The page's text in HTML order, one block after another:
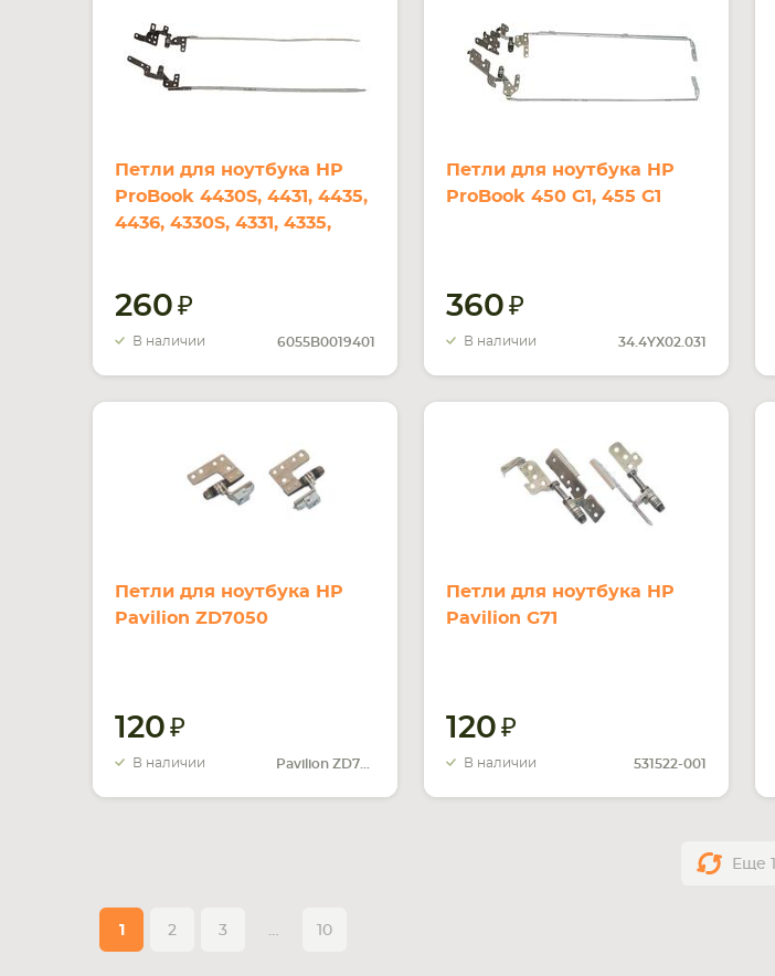
Петли для ноутбука HP
ProBook 4430S, 4431, 4435,
4436, 4330S, 4331, 4335,
260
В наличии 6055B0019401
Петли для ноутбука HP
ProBook 450 G1, 455 G1
360
В наличии 34.4YX02.031
Петли для ноутбука HP
Pavilion ZD7050
120
В наличии
Петли для ноутбука HP
Pavilion G71
120
В наличии 531522-001
Еще
1 2 3 … 10